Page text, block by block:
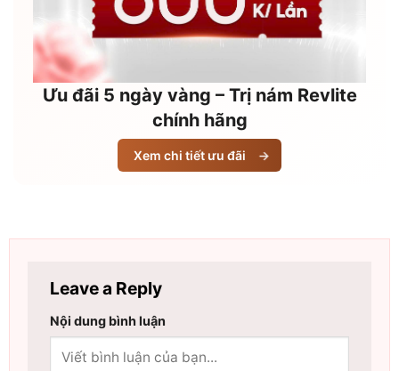
Ưu đãi 5 ngày vàng – Trị nám Revlite
chính hãng
Xem chi tiết ưu đãi →
Leave a Reply
Nội dung bình luận